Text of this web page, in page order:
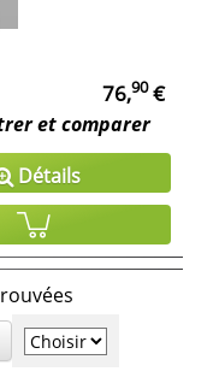
76,90€
et comparer
Détails